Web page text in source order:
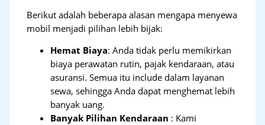
Berikut adalah beberapa alasan mengapa menyewa
mobil menjadi pilihan lebih bijak:
Hemat Biaya: Anda tidak perlu memikirkan
biaya perawatan rutin, pajak kendaraan, atau
asuransi. Semua itu include dalam layanan
sewa, sehingga Anda dapat menghemat lebih
banyak uang.
Banyak Pilihan Kendaraan : Kami